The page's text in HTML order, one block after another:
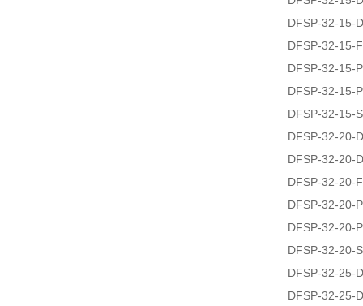
DFSP-32-15-
DFSP-32-15-
DFSP-32-15-
DFSP-32-15-
DFSP-32-15-
DFSP-32-20-
DFSP-32-20-
DFSP-32-20-
DFSP-32-20-
DFSP-32-20-
DFSP-32-20-
DFSP-32-25-
DFSP-32-25-